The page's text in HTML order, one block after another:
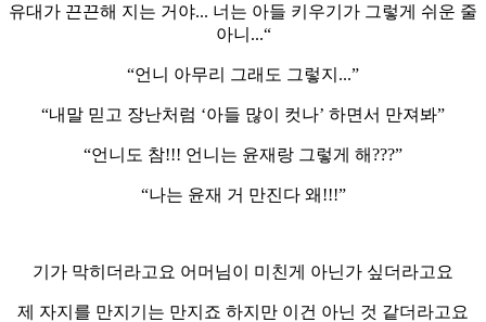
유대가 끈끈해 지는 거야... 너는 아들 키우기가 그렇게 쉬운 줄
아니...“
“언니 아무리 그래도 그렇지...”
“내말 믿고 장난처럼 ‘아들 많이 컷나’ 하면서 만져봐”
“언니도 참!!! 언니는 윤재랑 그렇게 해???”
“나는 윤재 거 만진다 왜!!!”
기가 막히더라고요 어머님이 미친게 아닌가 싶더라고요
제 자지를 만지기는 만지죠 하지만 이건 아닌 것 같더라고요